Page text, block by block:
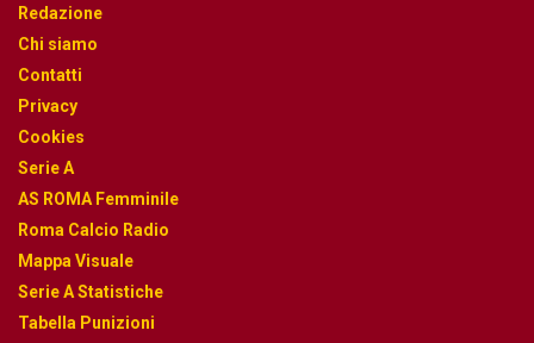
Redazione
Chi siamo
Contatti
Privacy
Cookies
Serie A
AS ROMA Femminile
Roma Calcio Radio
Mappa Visuale
Serie A Statistiche
Tabella Punizioni